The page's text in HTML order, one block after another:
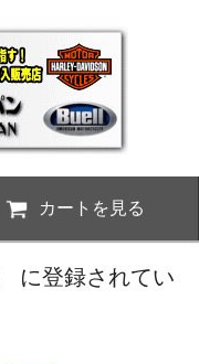
カートを見る
に登録されてい